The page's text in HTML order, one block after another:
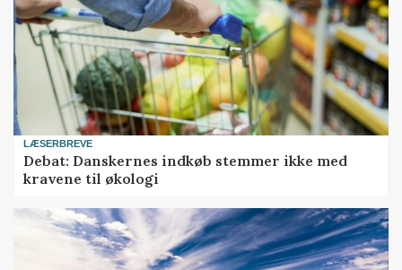
LÆSERBREVE
Debat: Danskernes indkøb stemmer ikke med
kravene til økologi